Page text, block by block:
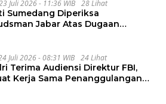
Juli 2026 - 11:36 WIB 28 Lihat
Sumedang Diperiksa
Jabar Atas Dugaan
Juli 2026 - 08:31 WIB 24 Lihat
Terima Audiensi Direktur FBI,
Kerja Sama Penanggulangan